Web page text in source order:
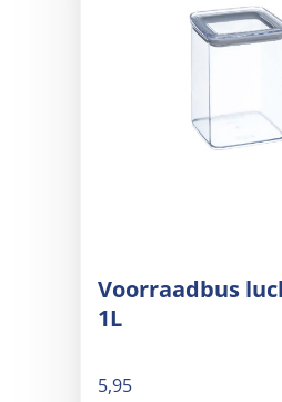
Voorraadbus
1L
5,95